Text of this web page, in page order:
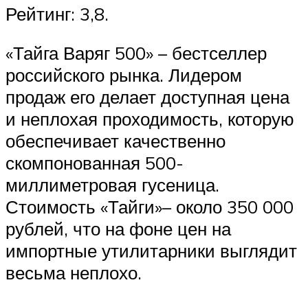
Рейтинг: 3,8.
«Тайга Варяг 500» – бестселлер
российского рынка. Лидером
продаж его делает доступная цена
и неплохая проходимость, которую
обеспечивает качественно
скомпонованная 500-
миллиметровая гусеница.
Стоимость «Тайги»– около 350 000
рублей, что на фоне цен на
импортные утилитарники выглядит
весьма неплохо.